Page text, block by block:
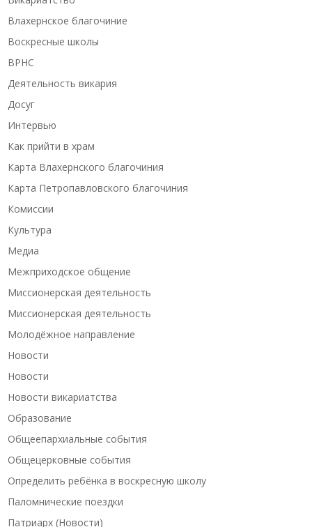
Влахернское благочиние
Воскресные школы
ВРНС
Деятельность викария
Досуг
Интервью
Как прийти в храм
Карта Влахернского благочиния
Карта Петропавловского благочиния
Комиссии
Культура
Медиа
Межприходское общение
Миссионерская деятельность
Миссионерская деятельность
Молодёжное направление
Новости
Новости
Новости викариатства
Образование
Общеепархиальные события
Общецерковные события
Определить ребёнка в воскресную школу
Паломнические поездки
Патриарх (Новости)